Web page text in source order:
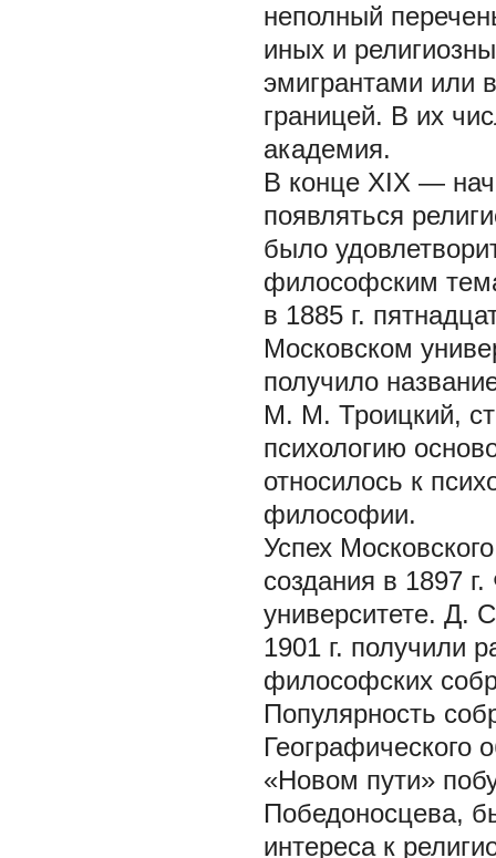
неполный
иных и
эмигрантами или
границей. В их
академия.
В конце XIX —
появляться
было
философским
в 1885 г.
Московском
получило
М. М. Троицкий,
психологию
относилось к
философии.
Успех
создания в 1897
университете. Д.
1901 г. получили
философских
Популярность
Географического
«Новом пути»
Победоносцева,
интереса к